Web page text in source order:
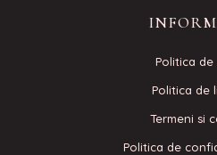
Politica
Politica de
Termeni si
Politica de